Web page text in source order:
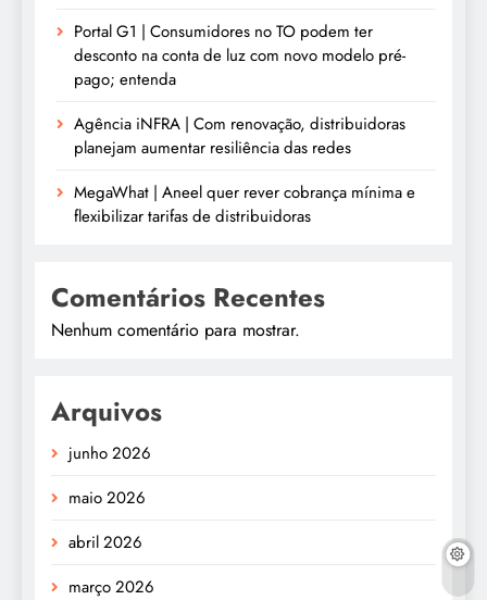
Portal G1 | Consumidores no TO podem ter
desconto na conta de luz com novo modelo pré-
pago; entenda
Agência iNFRA | Com renovação, distribuidoras
planejam aumentar resiliência das redes
MegaWhat | Aneel quer rever cobrança mínima e
flexibilizar tarifas de distribuidoras
Comentários Recentes
Nenhum comentário para mostrar.
Arquivos
junho 2026
maio 2026
abril 2026
março 2026